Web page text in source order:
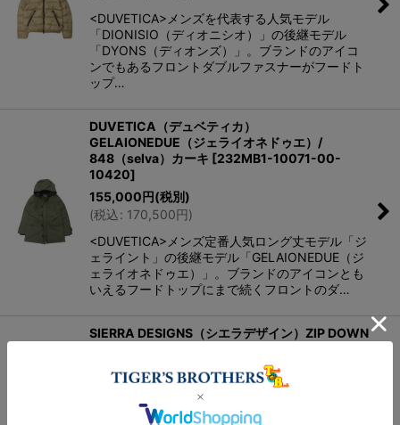
<DUVETICA>メンズを代表する人気モデル
「DIONISIO（ディオニシオ）」の後継モデル
「DYONS（ディオンズ）」。ブランドのアイコ
ンでもあるフロントダブルファスナーがフードト
ップ…
DUVETICA（デュベティカ）
GELAIONEDUE（ジェライオネドゥエ）/
848（selva）カーキ [232MB1-10071-00-
10420]
155,000円(税別)
(税込: 170,500円)
<DUVETICA>メンズ定番人気ロング丈モデル「ジ
ェライント」の後継モデル「GELAIONEDUE（ジ
ェライオネドゥエ）」。ブランドのアイコンとも
いえるフードトップにまで続くフロントのダ…
SIERRA DESIGNS（シエラデザイン）ZIP DOWN
ジ）・Turquoise（ターコイズ） [
OR-TQ]
円
33,000円)